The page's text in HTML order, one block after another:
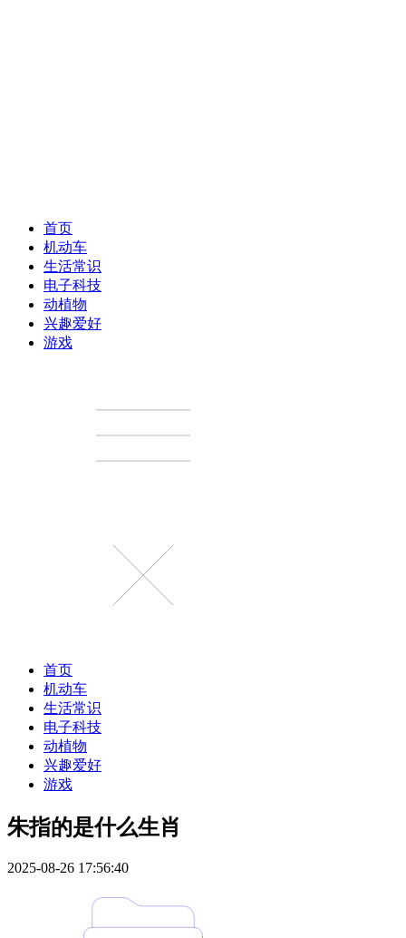
首页
机动车
生活常识
电子科技
动植物
兴趣爱好
游戏
首页
机动车
生活常识
电子科技
动植物
兴趣爱好
游戏
朱指的是什么生肖
2025-08-26 17:56:40